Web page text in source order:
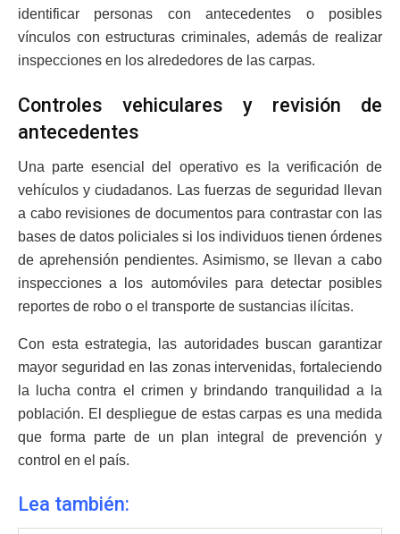
identificar personas con antecedentes o posibles
vínculos con estructuras criminales, además de realizar
inspecciones en los alrededores de las carpas.
Controles vehiculares y revisión de
antecedentes
Una parte esencial del operativo es la verificación de
vehículos y ciudadanos. Las fuerzas de seguridad llevan
a cabo revisiones de documentos para contrastar con las
bases de datos policiales si los individuos tienen órdenes
de aprehensión pendientes. Asimismo, se llevan a cabo
inspecciones a los automóviles para detectar posibles
reportes de robo o el transporte de sustancias ilícitas.
Con esta estrategia, las autoridades buscan garantizar
mayor seguridad en las zonas intervenidas, fortaleciendo
la lucha contra el crimen y brindando tranquilidad a la
población. El despliegue de estas carpas es una medida
que forma parte de un plan integral de prevención y
control en el país.
Lea también: